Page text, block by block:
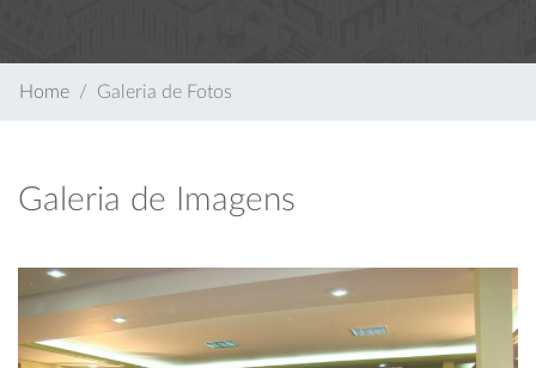
Home Galeria de Fotos
Galeria de Imagens